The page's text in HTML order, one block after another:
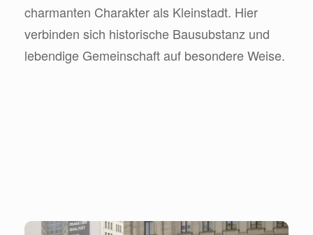
charmanten Charakter als Kleinstadt. Hier
verbinden sich historische Bausubstanz und
lebendige Gemeinschaft auf besondere Weise.